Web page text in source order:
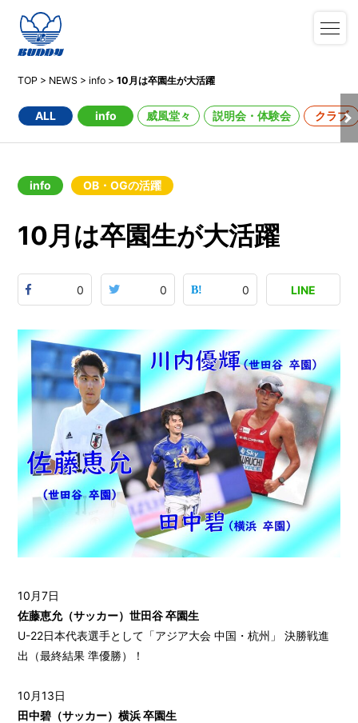
TOP > NEWS >info >10月は卒園生が大活躍
ALL info 威風堂々 説明会・体験会 クラブ
info OB・OGの活躍
10月は卒園生が大活躍
0 0 0 LINE
10月7日
佐藤恵允（サッカー）世田谷 卒園生
U-22日本代表選手として「アジア大会 中国・杭州」 決勝戦進
出（最終結果 準優勝）！
10月13日
田中碧（サッカー）横浜 卒園生